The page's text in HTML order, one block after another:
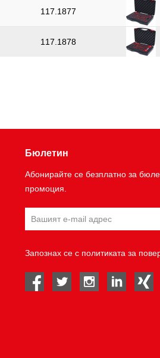
117.1877
117.1878
Бюлетин
Абонирайте се безплатно за
промоция.
Запознах се с политиката за
facebook twitter instagramlinked in